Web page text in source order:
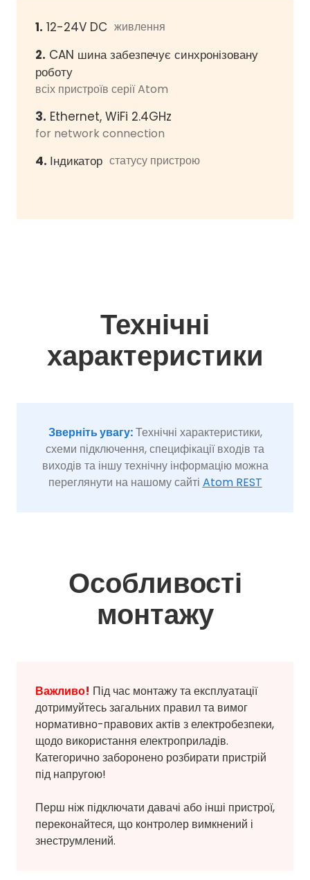
1. 12-24V DC живлення
2. CAN шина забезпечує синхронізовану
роботу
всіх пристроїв серії Atom
3. Ethernet, WiFi 2.4GHz
for network connection
4. Індикатор статусу пристрою
Технічні
характеристики
Зверніть увагу:Технічні характеристики,
схеми підключення, специфікації входів та
виходів та іншу технічну інформацію можна
переглянути на нашому сайті Atom REST
Особливості
монтажу
Важливо! Під час монтажу та експлуатації
дотримуйтесь загальних правил та вимог
нормативно-правових актів з електробезпеки,
щодо використання електроприладів.
Категорично заборонено розбирати пристрій
під напругою!
Перш ніж підключати давачі або інші пристрої,
переконайтеся, що контролер вимкнений і
знеструмлений.